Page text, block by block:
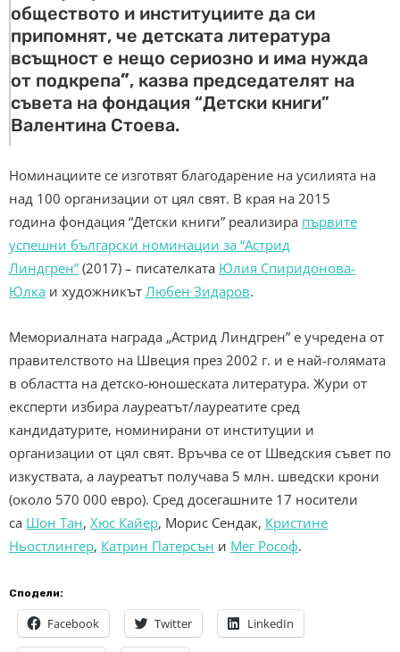
обществото и институциите да си
припомнят, че детската литература
всъщност е нещо сериозно и има нужда
от подкрепа”, казва председателят на
съвета на фондация “Детски книги”
Валентина Стоева.
Номинациите се изготвят благодарение на усилията на
над 100 организации от цял свят. В края на 2015
година фондация “Детски книги” реализира първите
успешни български номинации за “Астрид
Линдгрен” (2017) – писателката Юлия Спиридонова-
Юлка и художникът Любен Зидаров.
Мемориалната награда „Астрид Линдгрен” е учредена от
правителството на Швеция през 2002 г. и е най-голямата
в областта на детско-юношеската литература. Жури от
експерти избира лауреатът/лауреатите сред
кандидатурите, номинирани от институции и
организации от цял свят. Връчва се от Шведския съвет по
изкуствата, а лауреатът получава 5 млн. шведски крони
(около 570 000 евро). Сред досегашните 17 носители
са Шон Тан, Хюс Кайер, Морис Сендак, Кристине
Ньостлингер, Катрин Патерсън и Мег Рософ.
Сподели:
Facebook Twitter LinkedIn